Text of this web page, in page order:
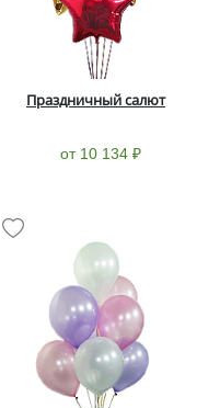
Праздничный салют
от 10 134 ₽